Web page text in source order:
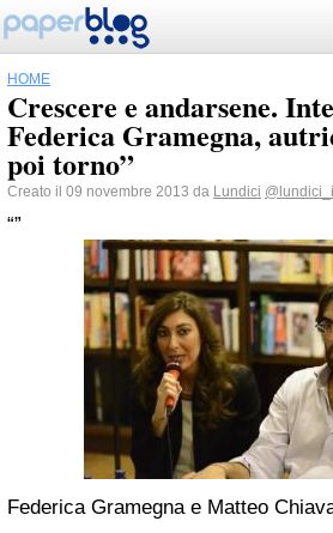
HOME
Crescere e andarsene.
Federica Gramegna,
poi torno”
Creato il 09 novembre 2013 da Lundici
“”
Federica Gramegna e Matteo